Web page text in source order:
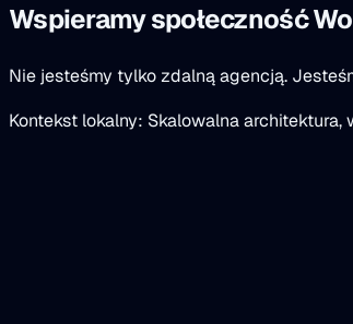
Wspieramy społeczność
Nie jesteśmy tylko zdalną agencją.
Kontekst lokalny: Skalowalna